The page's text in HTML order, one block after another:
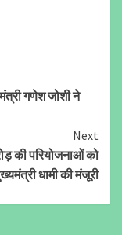
गणेश जोशी ने
Next
की परियोजनाओं को
धामी की मंजूरी